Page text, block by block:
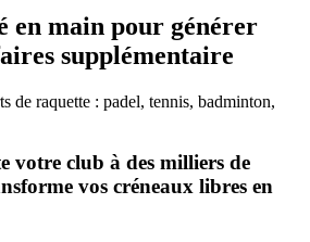
en main pour générer
supplémentaire
de raquette : padel, tennis, badminton,
votre club à des milliers de
vos créneaux libres en